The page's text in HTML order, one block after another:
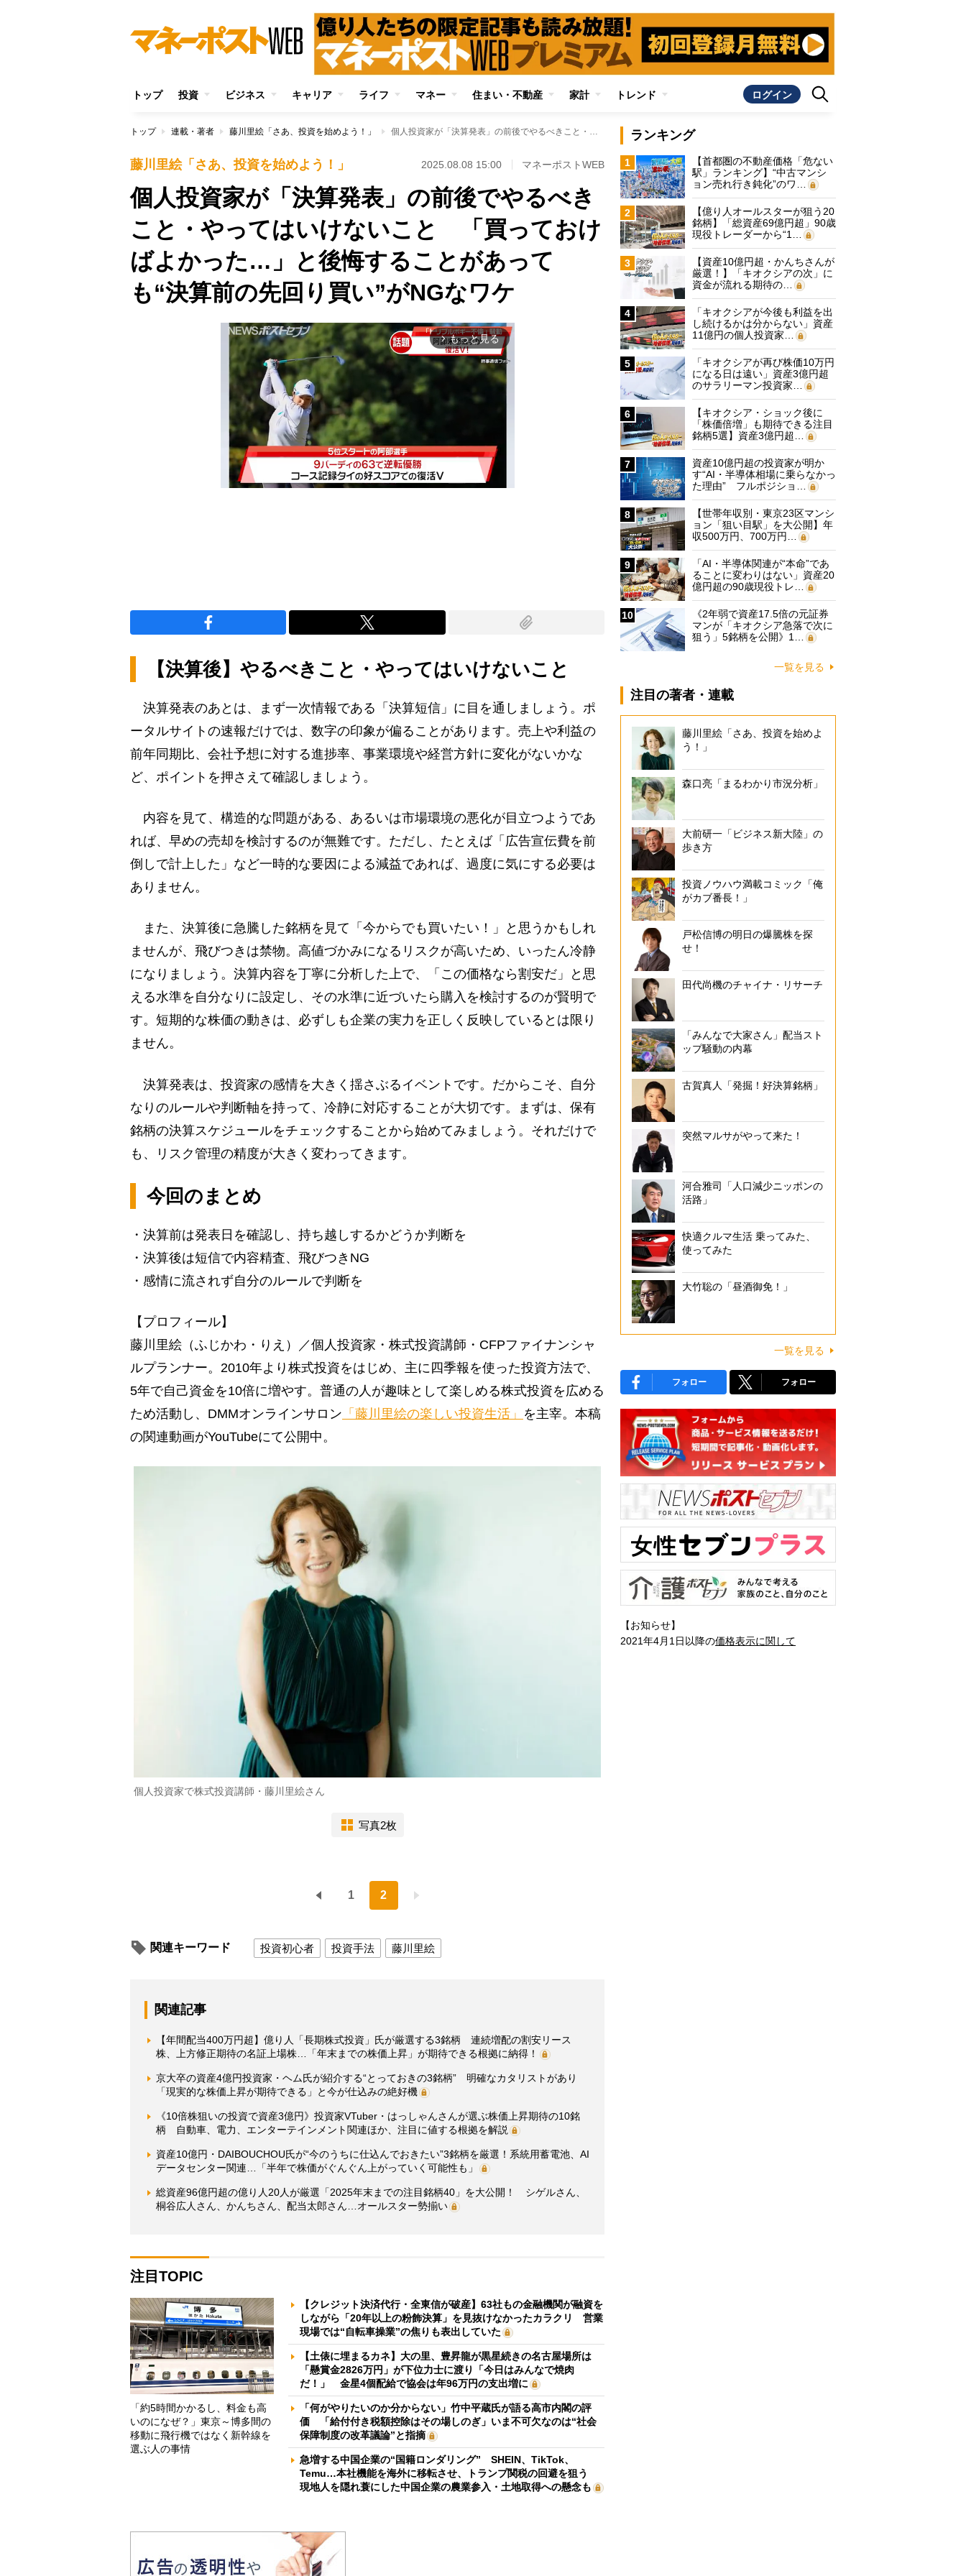
トップ 投資 ビジネス キャリア ライフ マネー 住まい・不動産 家計 トレンド ログイン
トップ 連載・著者 藤川里絵「さあ、投資を始めよう！」 個人投資家が「決算発表」の前後でやるべきこと・やってはいけないこと 「買っておけばよかった…」と後悔することがあっても“決算前の先回り買い”がNGなワケ
藤川里絵「さあ、投資を始めよう！」 2025.08.08 15:00 マネーポストWEB
個人投資家が「決算発表」の前後でやるべき
こと・やってはいけないこと 「買っておけ
ばよかった…」と後悔することがあって
も“決算前の先回り買い”がNGなワケ
arrow_forward_ios もっと見る
【決算後】やるべきこと・やってはいけないこと
決算発表のあとは、まず一次情報である「決算短信」に目を通しましょう。ポ
ータルサイトの速報だけでは、数字の印象が偏ることがあります。売上や利益の
前年同期比、会社予想に対する進捗率、事業環境や経営方針に変化がないかな
ど、ポイントを押さえて確認しましょう。
内容を見て、構造的な問題がある、あるいは市場環境の悪化が目立つようであ
れば、早めの売却を検討するのが無難です。ただし、たとえば「広告宣伝費を前
倒しで計上した」など一時的な要因による減益であれば、過度に気にする必要は
ありません。
また、決算後に急騰した銘柄を見て「今からでも買いたい！」と思うかもしれ
ませんが、飛びつきは禁物。高値づかみになるリスクが高いため、いったん冷静
になりましょう。決算内容を丁寧に分析した上で、「この価格なら割安だ」と思
える水準を自分なりに設定し、その水準に近づいたら購入を検討するのが賢明で
す。短期的な株価の動きは、必ずしも企業の実力を正しく反映しているとは限り
ません。
決算発表は、投資家の感情を大きく揺さぶるイベントです。だからこそ、自分
なりのルールや判断軸を持って、冷静に対応することが大切です。まずは、保有
銘柄の決算スケジュールをチェックすることから始めてみましょう。それだけで
も、リスク管理の精度が大きく変わってきます。
今回のまとめ
・決算前は発表日を確認し、持ち越しするかどうか判断を
・決算後は短信で内容精査、飛びつきNG
・感情に流されず自分のルールで判断を
【プロフィール】
藤川里絵（ふじかわ・りえ）／個人投資家・株式投資講師・CFPファイナンシャ
ルプランナー。2010年より株式投資をはじめ、主に四季報を使った投資方法で、
5年で自己資金を10倍に増やす。普通の人が趣味として楽しめる株式投資を広める
ため活動し、DMMオンラインサロン 「藤川里絵の楽しい投資生活」 を主宰。本稿
の関連動画がYouTubeにて公開中。
個人投資家で株式投資講師・藤川里絵さん
写真2枚
1 2
関連キーワード 投資初心者 投資手法 藤川里絵
関連記事
【年間配当400万円超】億り人「長期株式投資」氏が厳選する3銘柄 連続増配の割安リース
株、上方修正期待の名証上場株…「年末までの株価上昇」が期待できる根拠に納得！
京大卒の資産4億円投資家・ヘム氏が紹介する“とっておきの3銘柄” 明確なカタリストがあり
「現実的な株価上昇が期待できる」と今が仕込みの絶好機
《10倍株狙いの投資で資産3億円》投資家VTuber・はっしゃんさんが選ぶ株価上昇期待の10銘
柄 自動車、電力、エンターテインメント関連ほか、注目に値する根拠を解説
資産10億円・DAIBOUCHOU氏が“今のうちに仕込んでおきたい”3銘柄を厳選！系統用蓄電池、AI
データセンター関連…「半年で株価がぐんぐん上がっていく可能性も」
総資産96億円超の億り人20人が厳選「2025年末までの注目銘柄40」を大公開！ シゲルさん、
桐谷広人さん、かんちさん、配当太郎さん…オールスター勢揃い
注目TOPIC
「約5時間かかるし、料金も高
いのになぜ？」東京～博多間の
移動に飛行機ではなく新幹線を
選ぶ人の事情
【クレジット決済代行・全東信が破産】63社もの金融機関が融資を
しながら「20年以上の粉飾決算」を見抜けなかったカラクリ 営業
現場では“自転車操業”の焦りも表出していた
【土俵に埋まるカネ】大の里、豊昇龍が黒星続きの名古屋場所は
「懸賞金2826万円」が下位力士に渡り「今日はみんなで焼肉
だ！」 金星4個配給で協会は年96万円の支出増に
「何がやりたいのか分からない」竹中平蔵氏が語る高市内閣の評
価 「給付付き税額控除はその場しのぎ」いま不可欠なのは“社会
保障制度の改革議論”と指摘
急増する中国企業の“国籍ロンダリング” SHEIN、TikTok、
Temu…本社機能を海外に移転させ、トランプ関税の回避を狙う
現地人を隠れ蓑にした中国企業の農業参入・土地取得への懸念も
ランキング
1
【首都圏の不動産価格「危ない
駅」ランキング】“中古マンシ
ョン売れ行き鈍化”のワ…
2
【億り人オールスターが狙う20
銘柄】「総資産69億円超」90歳
現役トレーダーから“1…
3
【資産10億円超・かんちさんが
厳選！】「キオクシアの次」に
資金が流れる期待の…
4
「キオクシアが今後も利益を出
し続けるかは分からない」資産
11億円の個人投資家…
5
「キオクシアが再び株価10万円
になる日は遠い」資産3億円超
のサラリーマン投資家…
6
【キオクシア・ショック後に
「株価倍増」も期待できる注目
銘柄5選】資産3億円超…
7
資産10億円超の投資家が明か
す“AI・半導体相場に乗らなかっ
た理由” フルポジショ…
8
【世帯年収別・東京23区マンシ
ョン「狙い目駅」を大公開】年
収500万円、700万円…
9
「AI・半導体関連が“本命”であ
ることに変わりはない」資産20
億円超の90歳現役トレ…
10
《2年弱で資産17.5倍の元証券
マンが「キオクシア急落で次に
狙う」5銘柄を公開》1…
一覧を見る
注目の著者・連載
藤川里絵「さあ、投資を始めよ
う！」
森口亮「まるわかり市況分析」
大前研一「ビジネス新大陸」の
歩き方
投資ノウハウ満載コミック「俺
がカブ番長！」
戸松信博の明日の爆騰株を探
せ！
田代尚機のチャイナ・リサーチ
「みんなで大家さん」配当スト
ップ騒動の内幕
古賀真人「発掘！好決算銘柄」
突然マルサがやって来た！
河合雅司「人口減少ニッポンの
活路」
快適クルマ生活 乗ってみた、
使ってみた
大竹聡の「昼酒御免！」
一覧を見る
フォロー フォロー
【お知らせ】
2021年4月1日以降の価格表示に関して